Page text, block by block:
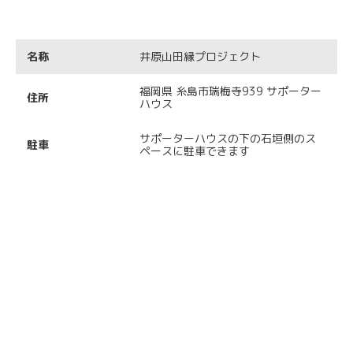
名称 井原山田縁プロジェクト
住所
福岡県 糸島市瑞梅寺939 サポーター
ハウス
駐車
サポーターハウスの下の石垣側のス
ペースに駐車できます